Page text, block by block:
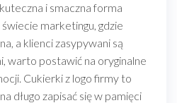
i smaczna forma
marketingu, gdzie
a klienci zasypywani są
warto postawić na oryginalne
Cukierki z logo firmy to
długo zapisać się w pamięci